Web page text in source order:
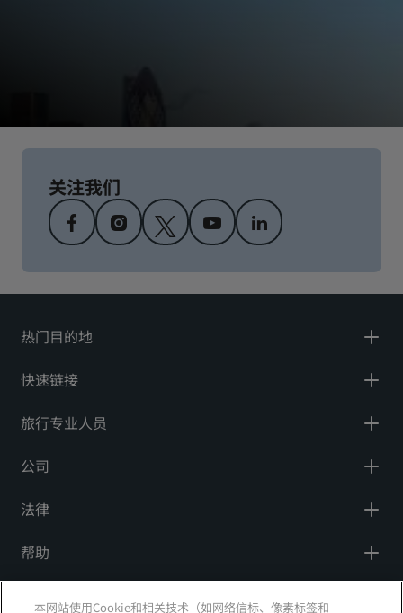
关注我们
热门目的地
快速链接
旅行专业人员
公司
法律
帮助
社交媒体
本网站使用Cookie和相关技术（如网络信标、像素标签和